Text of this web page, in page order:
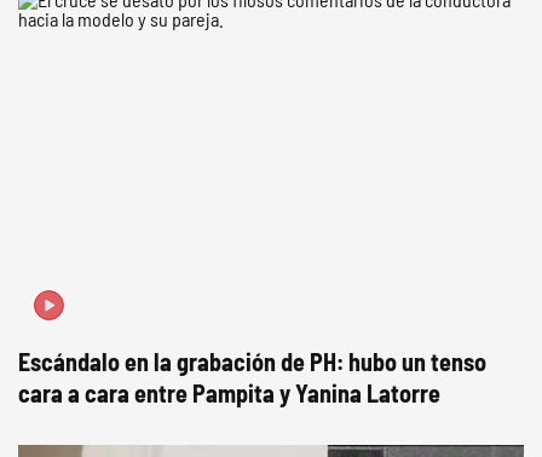
Escándalo en la grabación de PH: hubo un tenso
cara a cara entre Pampita y Yanina Latorre